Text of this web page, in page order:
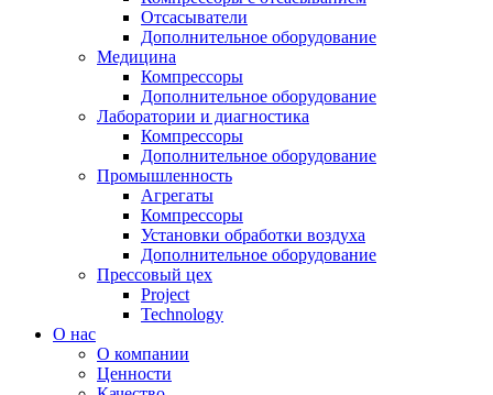
Отсасыватели
Дополнительное оборудование
Медицина
Компрессоры
Дополнительное оборудование
Лаборатории и диагностика
Компрессоры
Дополнительное оборудование
Промышленность
Агрегаты
Компрессоры
Установки обработки воздуха
Дополнительное оборудование
Прессовый цех
Project
Technology
О нас
О компании
Ценности